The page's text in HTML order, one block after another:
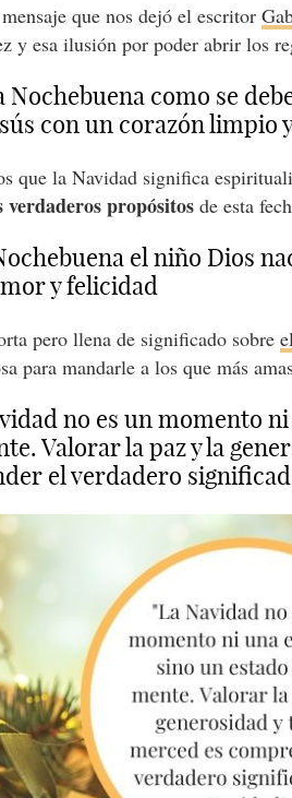
que nos dejó el escritor
y esa ilusión por poder abrir los
Nochebuena como se
con un corazón limpio
que la Navidad significa
verdaderos propósitos de esta
el niño Dios
y felicidad
pero llena de significado sobre
para mandarle a los que más
no es un momento
Valorar la paz y la
el verdadero